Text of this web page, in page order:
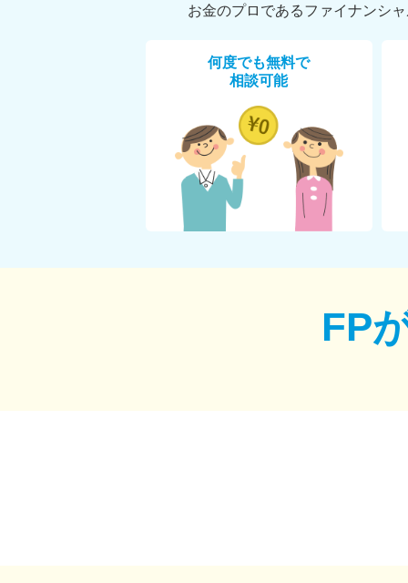
お金のプロであるファイナンシ
何度でも無料で
相談可能
FP